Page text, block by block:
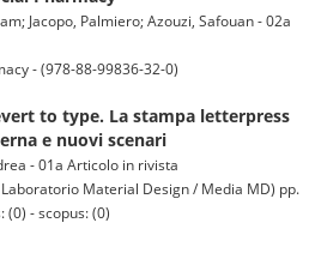
Jacopo, Palmiero; Azouzi, Safouan - 02a
- (978-88-99836-32-0)
to type. La stampa letterpress
e nuovi scenari
- 01a Articolo in rivista
Laboratorio Material Design / Media MD) pp.
(0) - scopus: (0)